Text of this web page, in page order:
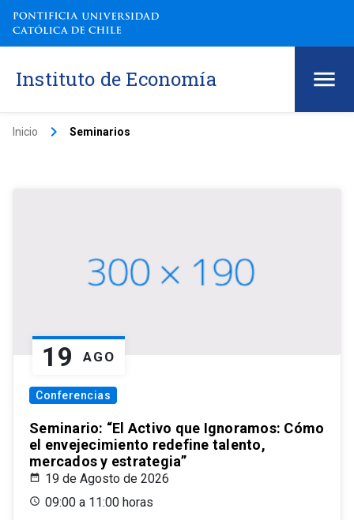
Instituto de Economía
Inicio keyboard_arrow_right Seminarios
19 AGO
Conferencias
Seminario: “El Activo que Ignoramos: Cómo
el envejecimiento redefine talento,
mercados y estrategia”
19 de Agosto de 2026
09:00 a 11:00 horas